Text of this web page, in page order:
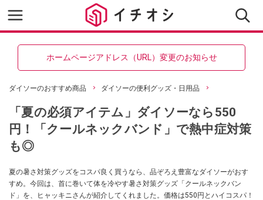
ホームページアドレス（URL）変更のお知らせ
ダイソーのおすすめ商品 ダイソーの便利グッズ・日用品
「夏の必須アイテム」ダイソーなら550
円！「クールネックバンド」で熱中症対策
も◎
夏の暑さ対策グッズをコスパ良く買うなら、品ぞろえ豊富なダイソーがおす
すめ。今回は、首に巻いて体を冷やす暑さ対策グッズ「クールネックバン
ド」を、ヒャッキニさんが紹介してくれました。価格は550円とハイコスパ！